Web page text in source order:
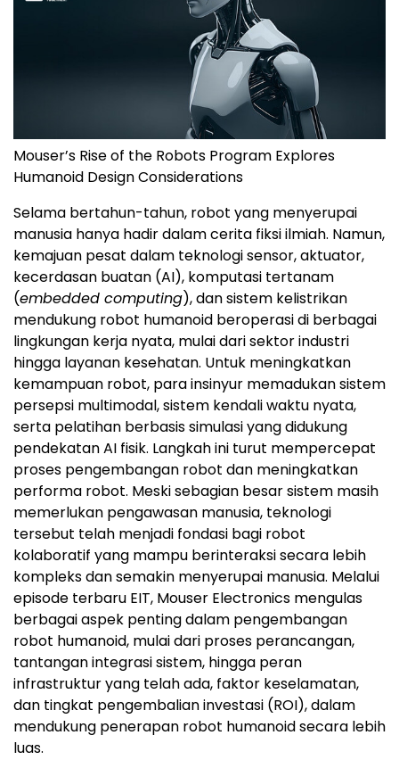
Mouser’s Rise of the Robots Program Explores
Humanoid Design Considerations
Selama bertahun-tahun, robot yang menyerupai
manusia hanya hadir dalam cerita fiksi ilmiah. Namun,
kemajuan pesat dalam teknologi sensor, aktuator,
kecerdasan buatan (AI), komputasi tertanam
(embedded computing), dan sistem kelistrikan
mendukung robot humanoid beroperasi di berbagai
lingkungan kerja nyata, mulai dari sektor industri
hingga layanan kesehatan. Untuk meningkatkan
kemampuan robot, para insinyur memadukan sistem
persepsi multimodal, sistem kendali waktu nyata,
serta pelatihan berbasis simulasi yang didukung
pendekatan AI fisik. Langkah ini turut mempercepat
proses pengembangan robot dan meningkatkan
performa robot. Meski sebagian besar sistem masih
memerlukan pengawasan manusia, teknologi
tersebut telah menjadi fondasi bagi robot
kolaboratif yang mampu berinteraksi secara lebih
kompleks dan semakin menyerupai manusia. Melalui
episode terbaru EIT, Mouser Electronics mengulas
berbagai aspek penting dalam pengembangan
robot humanoid, mulai dari proses perancangan,
tantangan integrasi sistem, hingga peran
infrastruktur yang telah ada, faktor keselamatan,
dan tingkat pengembalian investasi (ROI), dalam
mendukung penerapan robot humanoid secara lebih
luas.